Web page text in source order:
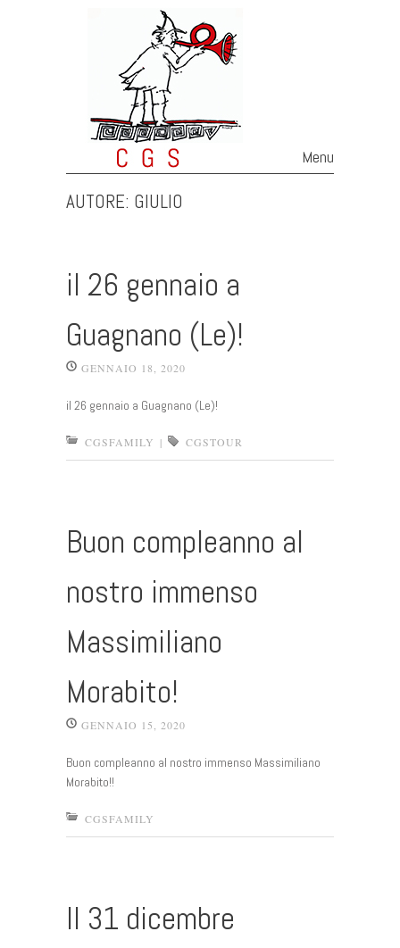
Menu
AUTORE: GIULIO
il 26 gennaio a
Guagnano (Le)!
GENNAIO 18, 2020
il 26 gennaio a Guagnano (Le)!
CGSFAMILY | CGSTOUR
Buon compleanno al
nostro immenso
Massimiliano
Morabito!
GENNAIO 15, 2020
Buon compleanno al nostro immenso Massimiliano
Morabito!!
CGSFAMILY
Il 31 dicembre